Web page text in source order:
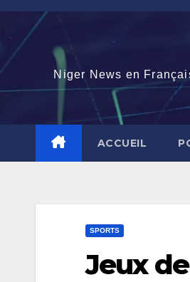
Skip
content
Niger News en
ACCUEIL
SPORTS
Jeux